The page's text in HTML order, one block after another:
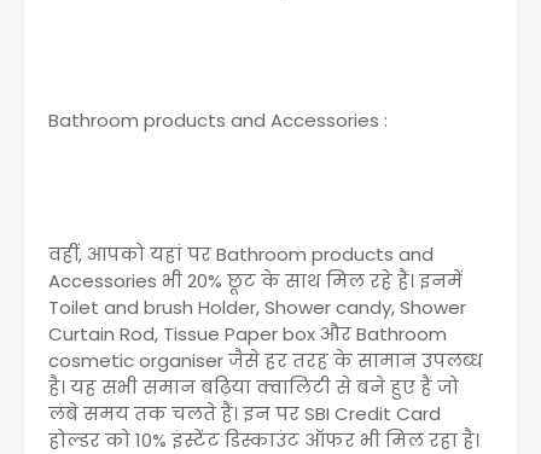
Bathroom products and Accessories :
वहीं, आपको यहां पर Bathroom products and
Accessories भी 20% छूट के साथ मिल रहे हैं। इनमें
Toilet and brush Holder, Shower candy, Shower
Curtain Rod, Tissue Paper box और Bathroom
cosmetic organiser जैसे हर तरह के सामान उपलब्ध
है। यह सभी समान बढ़िया क्वालिटी से बने हुए हैं जो
लंबे समय तक चलते हैं। इन पर SBI Credit Card
होल्डर को 10% इंस्टेंट डिस्काउंट ऑफर भी मिल रहा है।